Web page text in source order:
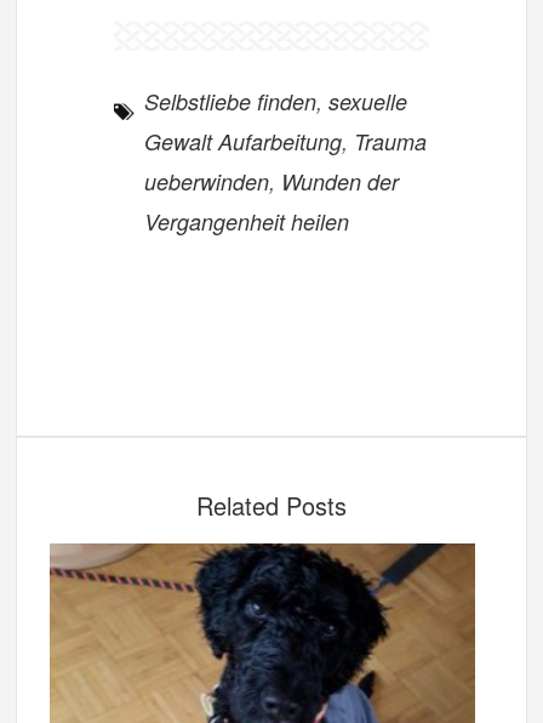
Selbstliebe finden,sexuelle
Gewalt Aufarbeitung, Trauma
ueberwinden, Wunden der
Vergangenheit heilen
Related Posts